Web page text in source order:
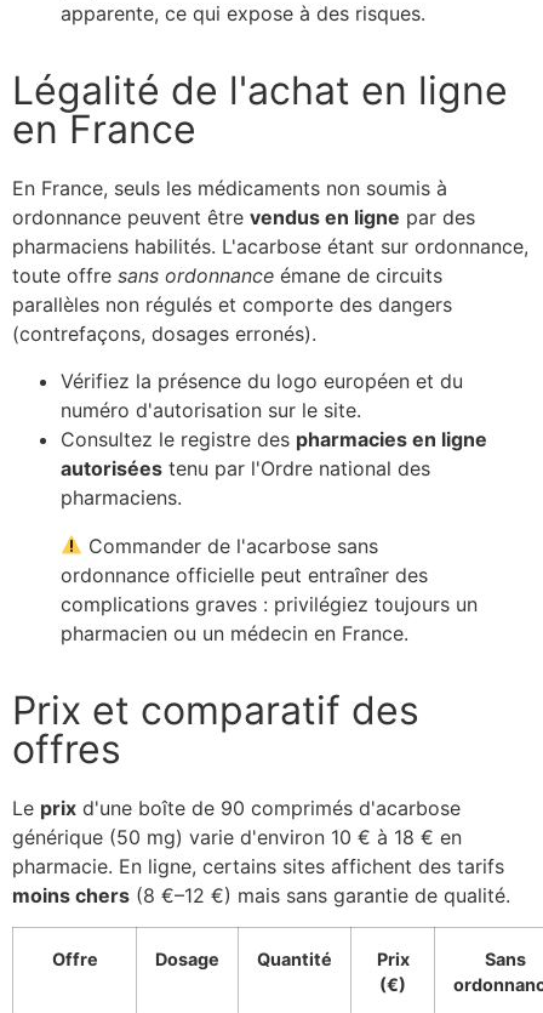
apparente, ce qui expose à des risques.
Légalité de l'achat en ligne
en France
En France, seuls les médicaments non soumis à
ordonnance peuvent être vendus en ligne par des
pharmaciens habilités. L'acarbose étant sur ordonnance,
toute offre sans ordonnance émane de circuits
parallèles non régulés et comporte des dangers
(contrefaçons, dosages erronés).
Vérifiez la présence du logo européen et du
numéro d'autorisation sur le site.
Consultez le registre des pharmacies en ligne
autorisées tenu par l'Ordre national des
pharmaciens.
Commander de l'acarbose sans
ordonnance officielle peut entraîner des
complications graves : privilégiez toujours un
pharmacien ou un médecin en France.
Prix et comparatif des
offres
Le prix d'une boîte de 90 comprimés d'acarbose
générique (50 mg) varie d'environ 10 € à 18 € en
pharmacie. En ligne, certains sites affichent des tarifs
moins chers (8 €–12 €) mais sans garantie de qualité.
Offre Dosage Quantité
Prix
(€)
Sans